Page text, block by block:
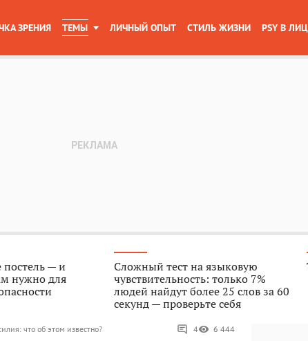
ЗРЕНИЯ ТЕМЫ ЛИЧНЫЙ ОПЫТ СТИЛЬ ЖИЗНИ PSY В
постель — и
нужно для
Сложный тест на языковую
чувствительность: только 7%
людей найдут более 25 слов за 60
секунд — проверьте себя
что об этом известно? 4 6 444